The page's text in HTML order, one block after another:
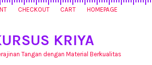
CHECKOUT CART HOMEPAGE
KRIYA
Tangan dengan Material Berkualitas